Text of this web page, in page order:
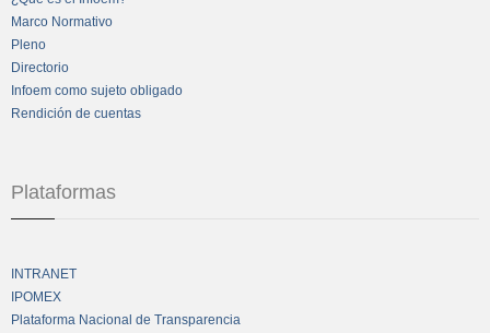
Marco Normativo
Pleno
Directorio
Infoem como sujeto obligado
Rendición de cuentas
Plataformas
INTRANET
IPOMEX
Plataforma Nacional de Transparencia